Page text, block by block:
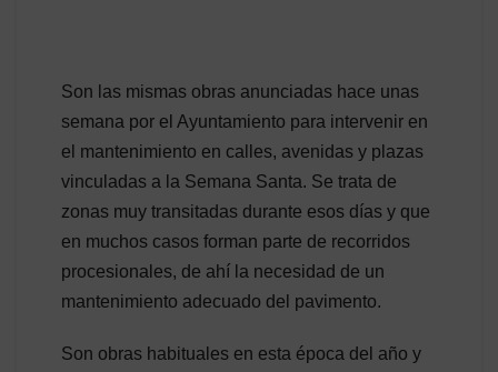
Son las mismas obras anunciadas hace unas
semana por el Ayuntamiento para intervenir en
el mantenimiento en calles, avenidas y plazas
vinculadas a la Semana Santa. Se trata de
zonas muy transitadas durante esos días y que
en muchos casos forman parte de recorridos
procesionales, de ahí la necesidad de un
mantenimiento adecuado del pavimento.
Son obras habituales en esta época del año y